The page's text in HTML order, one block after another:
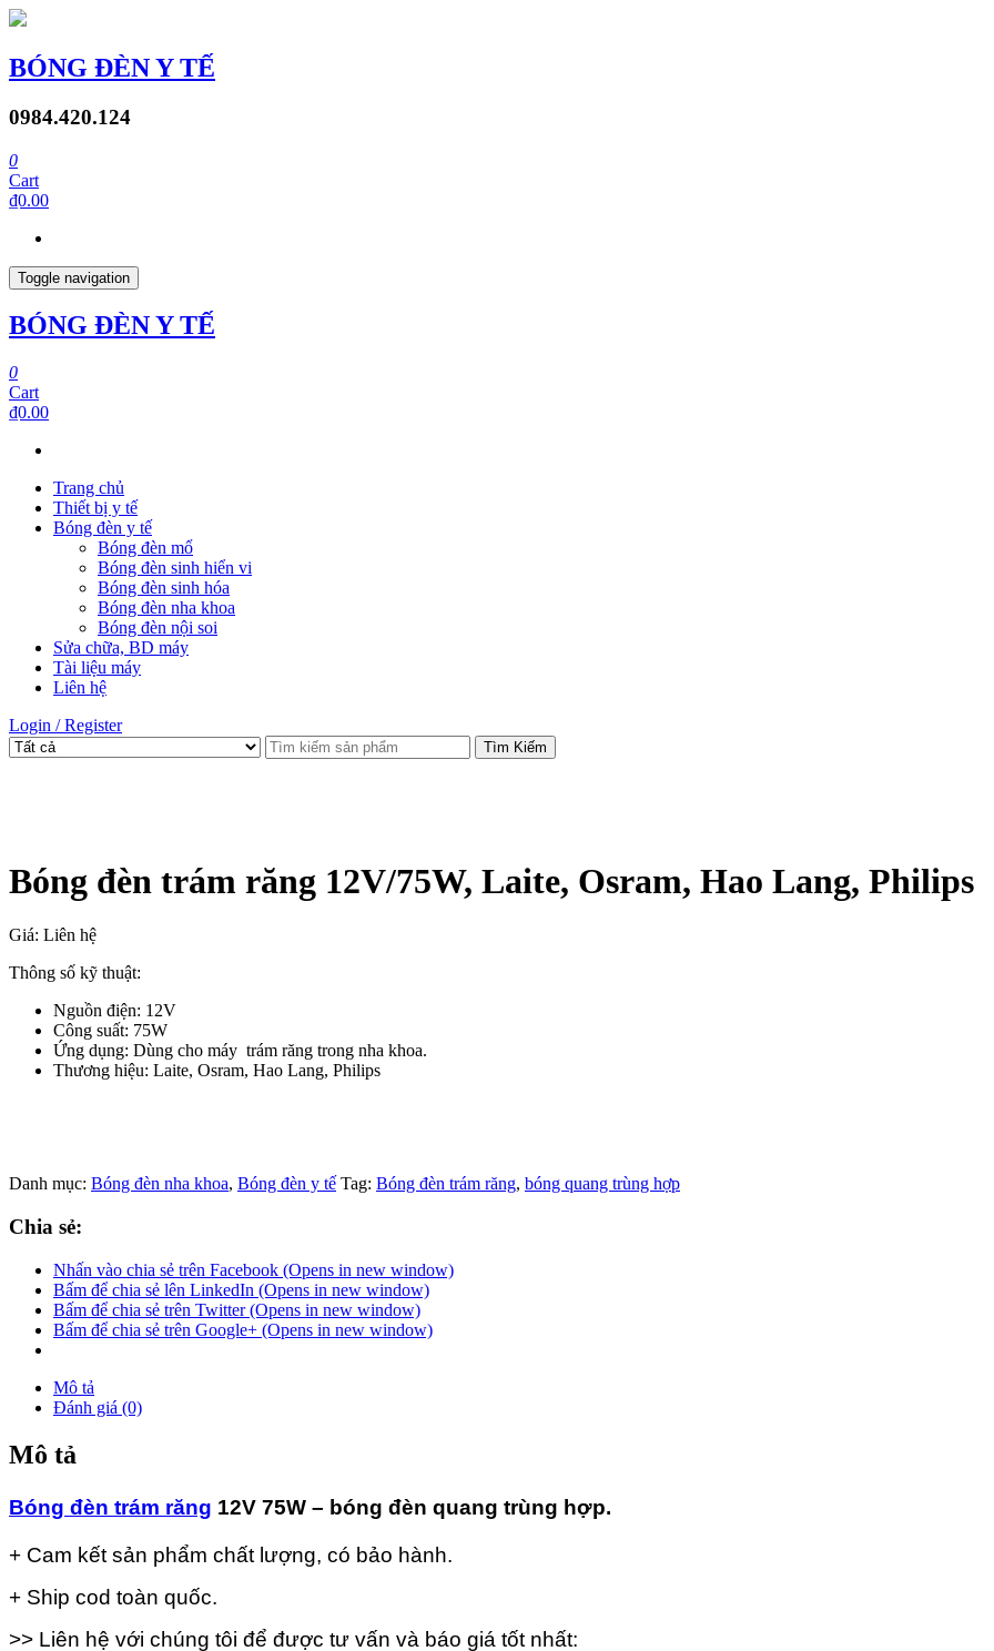
BÓNG ĐÈN Y TẾ
0984.420.124
0
Cart
₫0.00
Toggle navigation
BÓNG ĐÈN Y TẾ
0
Cart
₫0.00
Trang chủ
Thiết bị y tế
Bóng đèn y tế
Bóng đèn mổ
Bóng đèn sinh hiển vi
Bóng đèn sinh hóa
Bóng đèn nha khoa
Bóng đèn nội soi
Sửa chữa, BD máy
Tài liệu máy
Liên hệ
Login / Register
Tìm Kiếm
Bóng đèn trám răng 12V/75W, Laite, Osram, Hao Lang, Philips
Giá: Liên hệ
Thông số kỹ thuật:
Nguồn điện: 12V
Công suất: 75W
Ứng dụng: Dùng cho máy trám răng trong nha khoa.
Thương hiệu: Laite, Osram, Hao Lang, Philips
Danh mục: Bóng đèn nha khoa, Bóng đèn y tế Tag: Bóng đèn trám răng, bóng quang trùng hợp
Chia sẻ:
Nhấn vào chia sẻ trên Facebook (Opens in new window)
Bấm để chia sẻ lên LinkedIn (Opens in new window)
Bấm để chia sẻ trên Twitter (Opens in new window)
Bấm để chia sẻ trên Google+ (Opens in new window)
Mô tả
Đánh giá (0)
Mô tả
Bóng đèn trám răng 12V 75W – bóng đèn quang trùng hợp.
+ Cam kết sản phẩm chất lượng, có bảo hành.
+ Ship cod toàn quốc.
>> Liên hệ với chúng tôi để được tư vấn và báo giá tốt nhất: